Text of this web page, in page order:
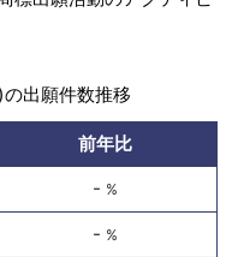
出願件数推移
前年比
- %
- %